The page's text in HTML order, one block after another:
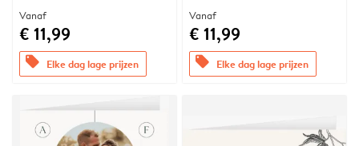
Vanaf
€ 11,99
offers Elke dag lage prijzen
Vanaf
€ 11,99
offers Elke dag lage prijzen